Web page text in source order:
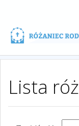
Lista róż